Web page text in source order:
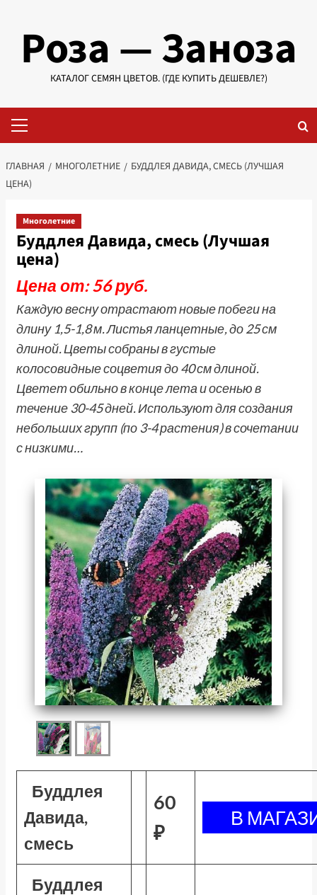
содержимому
Роза — Заноза
КАТАЛОГ СЕМЯН ЦВЕТОВ. (ГДЕ КУПИТЬ ДЕШЕВЛЕ?)
меню
ГЛАВНАЯ МНОГОЛЕТНИЕ
БУДДЛЕЯ ДАВИДА, СМЕСЬ (ЛУЧШАЯ
ЦЕНА)
Многолетние
Буддлея Давида, смесь (Лучшая
цена)
Цена от: 56 руб.
Каждую весну отрастают новые побеги на
длину 1,5-1,8 м. Листья ланцетные, до 25 см
длиной. Цветы собраны в густые
колосовидные соцветия до 40 см длиной.
Цветет обильно в конце лета и осенью в
течение 30-45 дней. Используют для создания
небольших групп (по 3-4 растения) в сочетании
с низкими…
Буддлея
Давида,
смесь
60
₽
Буддлея